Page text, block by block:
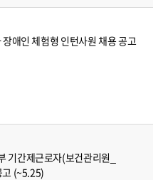
애인 체험형 인턴사원 채용 공고
기간제근로자(보건관리원_
고 (~5.25)